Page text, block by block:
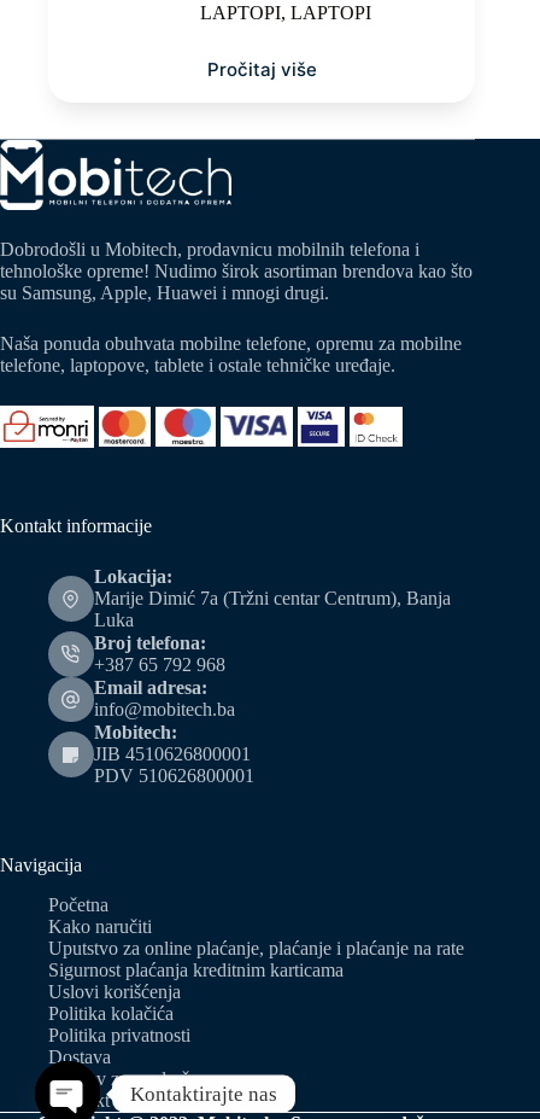
LAPTOPI,LAPTOPI
Pročitaj više
Dobrodošli u Mobitech, prodavnicu mobilnih telefona i
tehnološke opreme! Nudimo širok asortiman brendova kao što
su Samsung, Apple, Huawei i mnogi drugi.
Naša ponuda obuhvata mobilne telefone, opremu za mobilne
telefone, laptopove, tablete i ostale tehničke uređaje.
Kontakt informacije
Lokacija:
Marije Dimić 7a (Tržni centar Centrum), Banja
Luka
Broj telefona:
+387 65 792 968
Email adresa:
info@mobitech.ba
Mobitech:
JIB 4510626800001
PDV 510626800001
Navigacija
Početna
Kako naručiti
Uputstvo za online plaćanje, plaćanje i plaćanje na rate
Sigurnost plaćanja kreditnim karticama
Uslovi korišćenja
Politika kolačića
Politika privatnosti
Dostava
Zahtjev za predračun
Kontakt
Kontaktirajte nas